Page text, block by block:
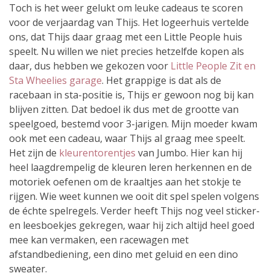
Toch is het weer gelukt om leuke cadeaus te scoren
voor de verjaardag van Thijs. Het logeerhuis vertelde
ons, dat Thijs daar graag met een Little People huis
speelt. Nu willen we niet precies hetzelfde kopen als
daar, dus hebben we gekozen voor Little People Zit en
Sta Wheelies garage. Het grappige is dat als de
racebaan in sta-positie is, Thijs er gewoon nog bij kan
blijven zitten. Dat bedoel ik dus met de grootte van
speelgoed, bestemd voor 3-jarigen. Mijn moeder kwam
ook met een cadeau, waar Thijs al graag mee speelt.
Het zijn de kleurentorentjes van Jumbo. Hier kan hij
heel laagdrempelig de kleuren leren herkennen en de
motoriek oefenen om de kraaltjes aan het stokje te
rijgen. Wie weet kunnen we ooit dit spel spelen volgens
de échte spelregels. Verder heeft Thijs nog veel sticker-
en leesboekjes gekregen, waar hij zich altijd heel goed
mee kan vermaken, een racewagen met
afstandbediening, een dino met geluid en een dino
sweater.